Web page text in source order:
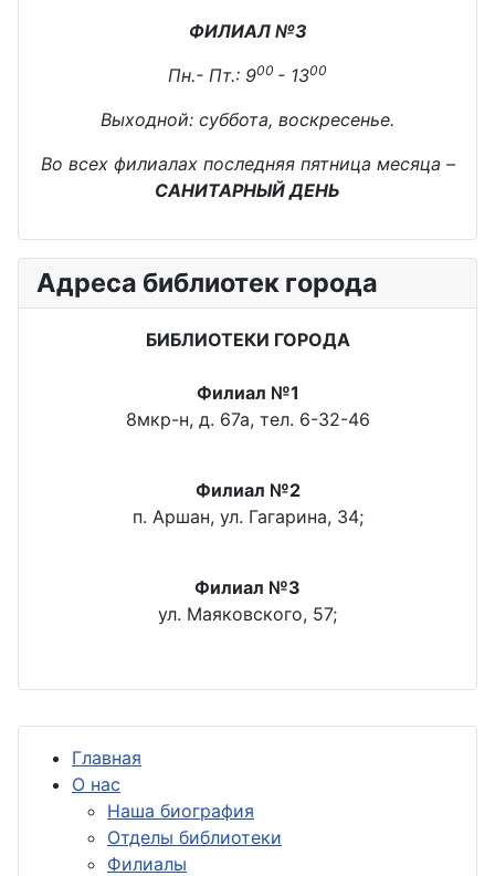
Главная
О нас
Наша биография
Отделы библиотеки
Филиалы
ФИЛИАЛ №3
Пн.- Пт.: 900 - 1300
Выходной: суббота, воскресенье.
Во всех филиалах последняя пятница месяца –
САНИТАРНЫЙ ДЕНЬ
Адреса библиотек города
БИБЛИОТЕКИ ГОРОДА
Филиал №1
8мкр-н, д. 67а, тел. 6-32-46
Филиал №2
п. Аршан, ул. Гагарина, 34;
Филиал №3
ул. Маяковского, 57;